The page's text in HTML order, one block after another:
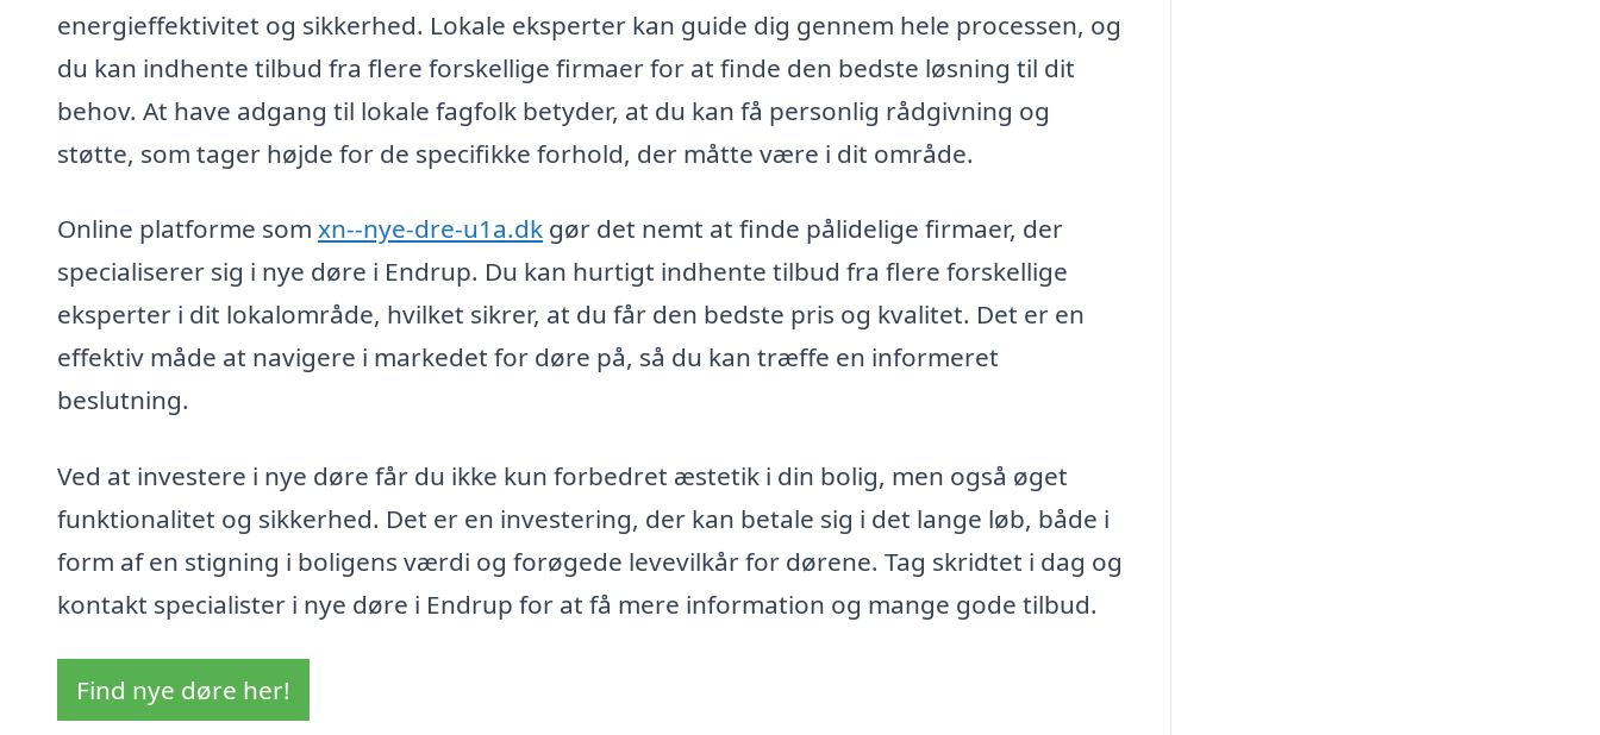
energieffektivitet og sikkerhed. Lokale eksperter kan guide dig gennem hele processen, og
du kan indhente tilbud fra flere forskellige firmaer for at finde den bedste løsning til dit
behov. At have adgang til lokale fagfolk betyder, at du kan få personlig rådgivning og
støtte, som tager højde for de specifikke forhold, der måtte være i dit område.
Online platforme som xn--nye-dre-u1a.dk gør det nemt at finde pålidelige firmaer, der
specialiserer sig i nye døre i Endrup. Du kan hurtigt indhente tilbud fra flere forskellige
eksperter i dit lokalområde, hvilket sikrer, at du får den bedste pris og kvalitet. Det er en
effektiv måde at navigere i markedet for døre på, så du kan træffe en informeret
beslutning.
Ved at investere i nye døre får du ikke kun forbedret æstetik i din bolig, men også øget
funktionalitet og sikkerhed. Det er en investering, der kan betale sig i det lange løb, både i
form af en stigning i boligens værdi og forøgede levevilkår for dørene. Tag skridtet i dag og
kontakt specialister i nye døre i Endrup for at få mere information og mange gode tilbud.
Find nye døre her!